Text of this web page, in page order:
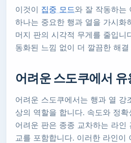
이것이 집중 모드와 잘 작동하는
하나는 중요한 행과 열을 가시화
머지 판의 시각적 무게를 줄입니
동화된 느낌 없이 더 깔끔한 해
어려운 스도쿠에서 유
어려운 스도쿠에서는 행과 열 강
상의 역할을 합니다. 속도와 정
어려운 판은 종종 교차하는 라인
교를 포함합니다. 이러한 라인이